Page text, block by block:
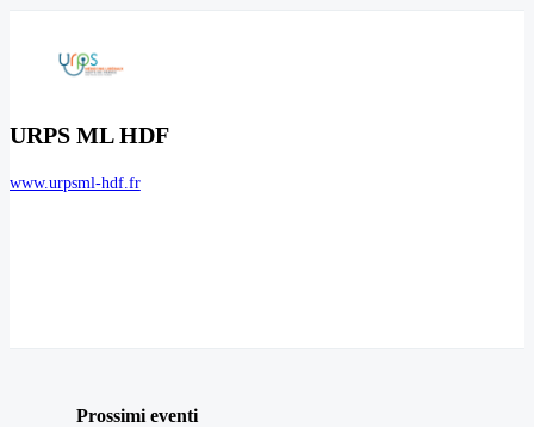
URPS ML HDF
www.urpsml-hdf.fr
Prossimi eventi